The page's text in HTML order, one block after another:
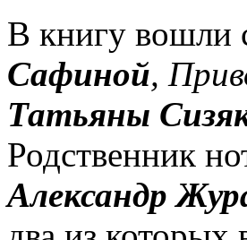
В книгу вошли
Сафиной,
Татьяны
Родственник
Александр